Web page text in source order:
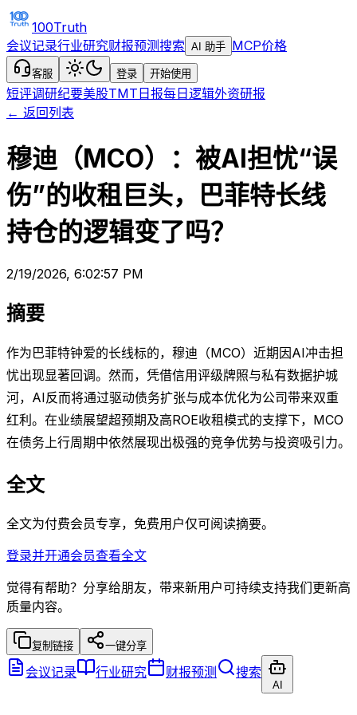
100Truth
会议记录行业研究财报预测搜索 AI 助手 MCP价格
客服 登录 开始使用
短评调研纪要美股TMT日报每日逻辑外资研报
← 返回列表
穆迪（MCO）：被AI担忧“误
伤”的收租巨头，巴菲特长线
持仓的逻辑变了吗？
2/19/2026, 6:02:57 PM
摘要
作为巴菲特钟爱的长线标的，穆迪（MCO）近期因AI冲击担
忧出现显著回调。然而，凭借信用评级牌照与私有数据护城
河，AI反而将通过驱动债务扩张与成本优化为公司带来双重
红利。在业绩展望超预期及高ROE收租模式的支撑下，MCO
在债务上行周期中依然展现出极强的竞争优势与投资吸引力。
全文
全文为付费会员专享，免费用户仅可阅读摘要。
登录并开通会员查看全文
觉得有帮助？分享给朋友，带来新用户可持续支持我们更新高
质量内容。
复制链接 一键分享
会议记录 行业研究 财报预测 搜索
AI